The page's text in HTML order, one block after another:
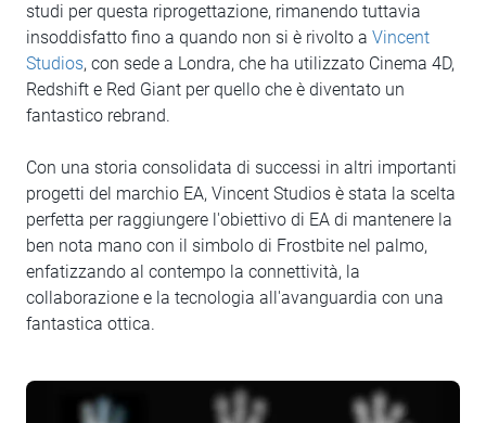
studi per questa riprogettazione, rimanendo tuttavia
insoddisfatto fino a quando non si è rivolto a Vincent
Studios, con sede a Londra, che ha utilizzato Cinema 4D,
Redshift e Red Giant per quello che è diventato un
fantastico rebrand.
Con una storia consolidata di successi in altri importanti
progetti del marchio EA, Vincent Studios è stata la scelta
perfetta per raggiungere l'obiettivo di EA di mantenere la
ben nota mano con il simbolo di Frostbite nel palmo,
enfatizzando al contempo la connettività, la
collaborazione e la tecnologia all'avanguardia con una
fantastica ottica.